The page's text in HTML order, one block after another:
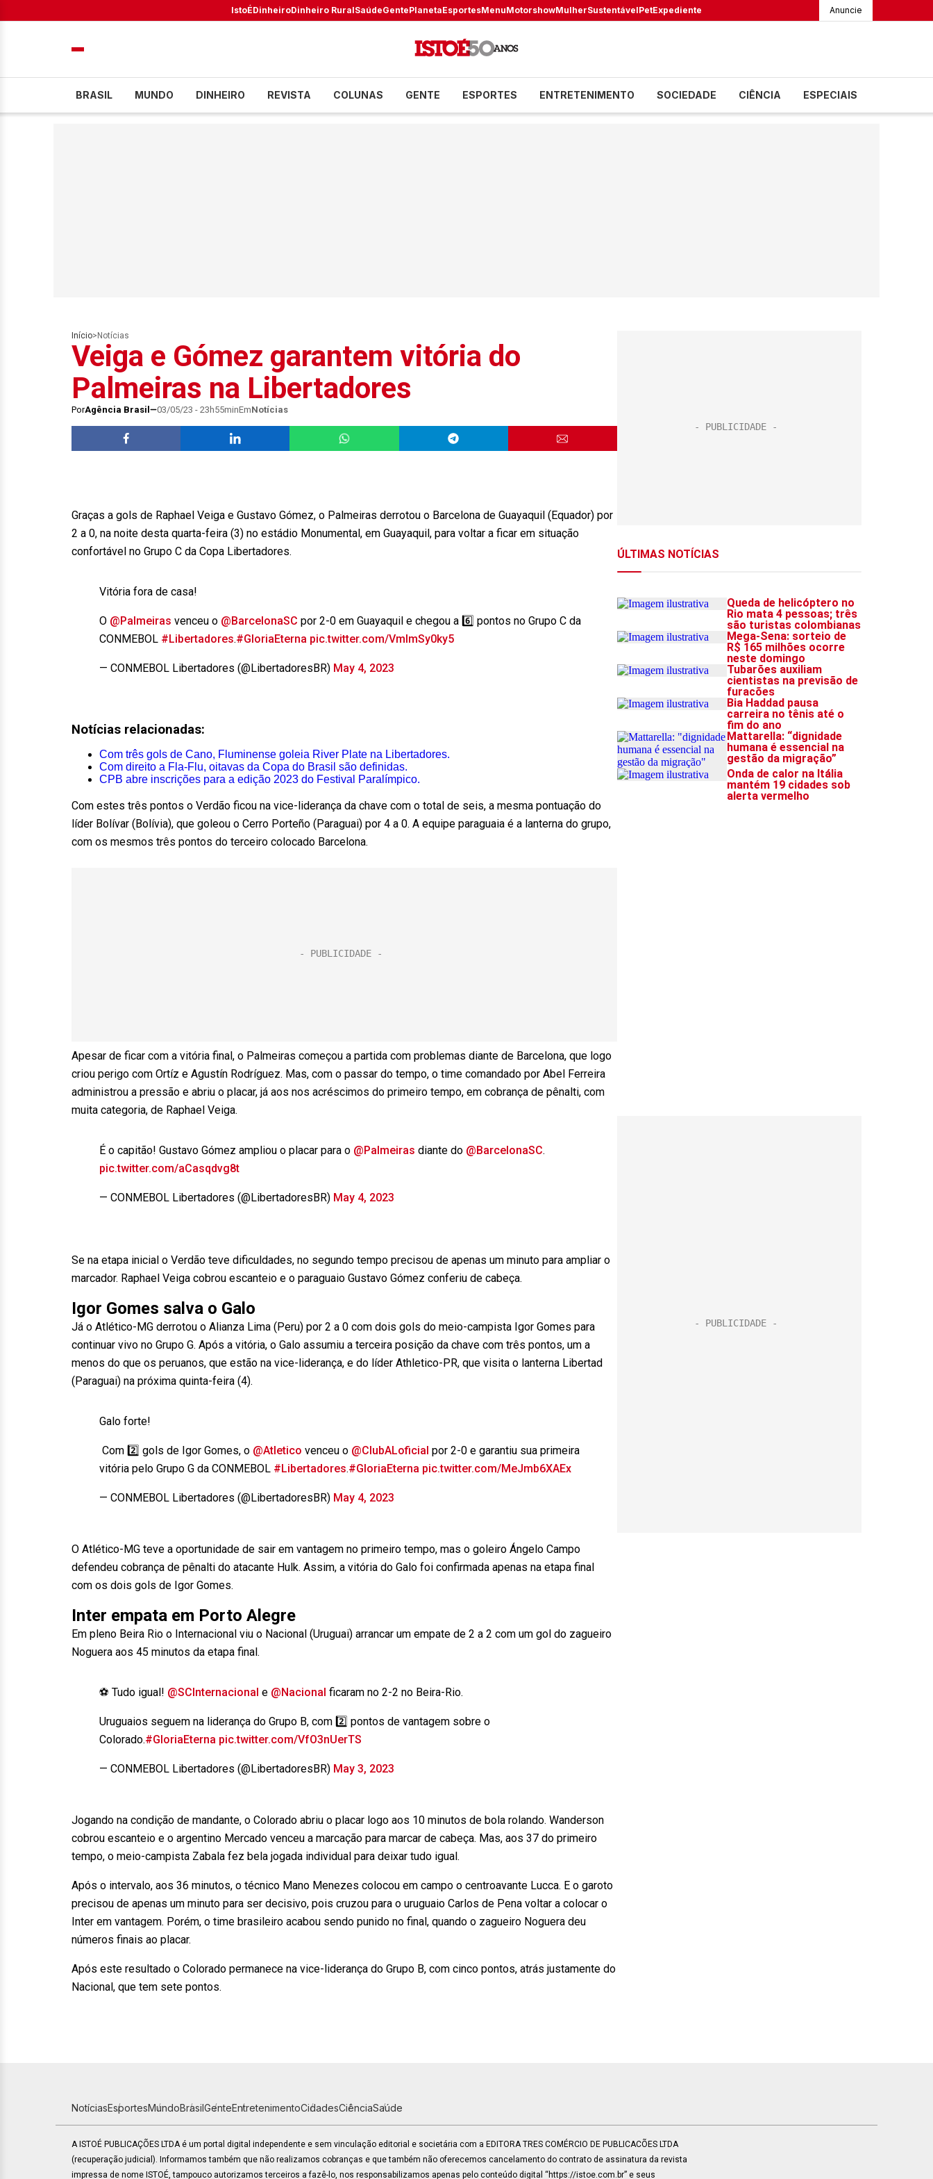
IstoÉDinheiroDinheiro RuralSaúdeGentePlanetaEsportesMenuMotorshowMulherSustentávelPetExpediente Anuncie
BRASIL MUNDO DINHEIRO REVISTA COLUNAS GENTE ESPORTES ENTRETENIMENTO SOCIEDADE CIÊNCIA ESPECIAIS
Início> Notícias
Veiga e Gómez garantem vitória do
Palmeiras na Libertadores
PorAgência Brasil 03/05/23 - 23h55minEmNotícias
Graças a gols de Raphael Veiga e Gustavo Gómez, o Palmeiras derrotou o Barcelona de Guayaquil (Equador) por
2 a 0, na noite desta quarta-feira (3) no estádio Monumental, em Guayaquil, para voltar a ficar em situação
confortável no Grupo C da Copa Libertadores.
Vitória fora de casa!
O @Palmeiras venceu o @BarcelonaSC por 2-0 em Guayaquil e chegou a 6️⃣ pontos no Grupo C da
CONMEBOL #Libertadores.#GloriaEterna pic.twitter.com/VmlmSy0ky5
— CONMEBOL Libertadores (@LibertadoresBR) May 4, 2023
Notícias relacionadas:
Com três gols de Cano, Fluminense goleia River Plate na Libertadores.
Com direito a Fla-Flu, oitavas da Copa do Brasil são definidas.
CPB abre inscrições para a edição 2023 do Festival Paralímpico.
Com estes três pontos o Verdão ficou na vice-liderança da chave com o total de seis, a mesma pontuação do
líder Bolívar (Bolívia), que goleou o Cerro Porteño (Paraguai) por 4 a 0. A equipe paraguaia é a lanterna do grupo,
com os mesmos três pontos do terceiro colocado Barcelona.
Apesar de ficar com a vitória final, o Palmeiras começou a partida com problemas diante de Barcelona, que logo
criou perigo com Ortíz e Agustín Rodríguez. Mas, com o passar do tempo, o time comandado por Abel Ferreira
administrou a pressão e abriu o placar, já aos nos acréscimos do primeiro tempo, em cobrança de pênalti, com
muita categoria, de Raphael Veiga.
É o capitão! Gustavo Gómez ampliou o placar para o @Palmeiras diante do @BarcelonaSC.
pic.twitter.com/aCasqdvg8t
— CONMEBOL Libertadores (@LibertadoresBR) May 4, 2023
Se na etapa inicial o Verdão teve dificuldades, no segundo tempo precisou de apenas um minuto para ampliar o
marcador. Raphael Veiga cobrou escanteio e o paraguaio Gustavo Gómez conferiu de cabeça.
Igor Gomes salva o Galo
Já o Atlético-MG derrotou o Alianza Lima (Peru) por 2 a 0 com dois gols do meio-campista Igor Gomes para
continuar vivo no Grupo G. Após a vitória, o Galo assumiu a terceira posição da chave com três pontos, um a
menos do que os peruanos, que estão na vice-liderança, e do líder Athletico-PR, que visita o lanterna Libertad
(Paraguai) na próxima quinta-feira (4).
Galo forte!
️ Com 2️⃣ gols de Igor Gomes, o @Atletico venceu o @ClubALoficial por 2-0 e garantiu sua primeira
vitória pelo Grupo G da CONMEBOL #Libertadores.#GloriaEterna pic.twitter.com/MeJmb6XAEx
— CONMEBOL Libertadores (@LibertadoresBR) May 4, 2023
O Atlético-MG teve a oportunidade de sair em vantagem no primeiro tempo, mas o goleiro Ángelo Campo
defendeu cobrança de pênalti do atacante Hulk. Assim, a vitória do Galo foi confirmada apenas na etapa final
com os dois gols de Igor Gomes.
Inter empata em Porto Alegre
Em pleno Beira Rio o Internacional viu o Nacional (Uruguai) arrancar um empate de 2 a 2 com um gol do zagueiro
Noguera aos 45 minutos da etapa final.
⚽ Tudo igual! @SCInternacional e @Nacional ficaram no 2-2 no Beira-Rio.
Uruguaios seguem na liderança do Grupo B, com 2️⃣ pontos de vantagem sobre o
Colorado.#GloriaEterna pic.twitter.com/VfO3nUerTS
— CONMEBOL Libertadores (@LibertadoresBR) May 3, 2023
Jogando na condição de mandante, o Colorado abriu o placar logo aos 10 minutos de bola rolando. Wanderson
cobrou escanteio e o argentino Mercado venceu a marcação para marcar de cabeça. Mas, aos 37 do primeiro
tempo, o meio-campista Zabala fez bela jogada individual para deixar tudo igual.
Após o intervalo, aos 36 minutos, o técnico Mano Menezes colocou em campo o centroavante Lucca. E o garoto
precisou de apenas um minuto para ser decisivo, pois cruzou para o uruguaio Carlos de Pena voltar a colocar o
Inter em vantagem. Porém, o time brasileiro acabou sendo punido no final, quando o zagueiro Noguera deu
números finais ao placar.
Após este resultado o Colorado permanece na vice-liderança do Grupo B, com cinco pontos, atrás justamente do
Nacional, que tem sete pontos.
NotíciasEsportesMundoBrasilGenteEntretenimentoCidadesCiênciaSaúde
A ISTOÉ PUBLICAÇÕES LTDA é um portal digital independente e sem vinculação editorial e societária com a EDITORA TRES COMÉRCIO DE PUBLICACÕES LTDA
(recuperação judicial). Informamos também que não realizamos cobranças e que também não oferecemos cancelamento do contrato de assinatura da revista
impressa de nome ISTOÉ, tampouco autorizamos terceiros a fazê-lo, nos responsabilizamos apenas pelo conteúdo digital “https://istoe.com.br” e seus